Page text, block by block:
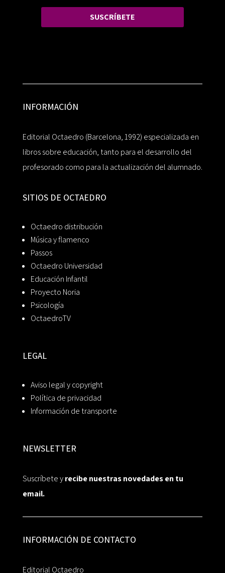
SUSCRÍBETE
INFORMACIÓN
Editorial Octaedro (Barcelona, 1992) especializada en
libros sobre educación, tanto para el desarrollo del
profesorado como para la actualización del alumnado.
SITIOS DE OCTAEDRO
Octaedro distribución
Música y flamenco
Passos
Octaedro Universidad
Educación Infantil
Proyecto Noria
Psicología
OctaedroTV
LEGAL
Aviso legal y copyright
Política de privacidad
Información de transporte
NEWSLETTER
Suscríbete yrecibe nuestras novedades en tu
email.
INFORMACIÓN DE CONTACTO
Editorial Octaedro